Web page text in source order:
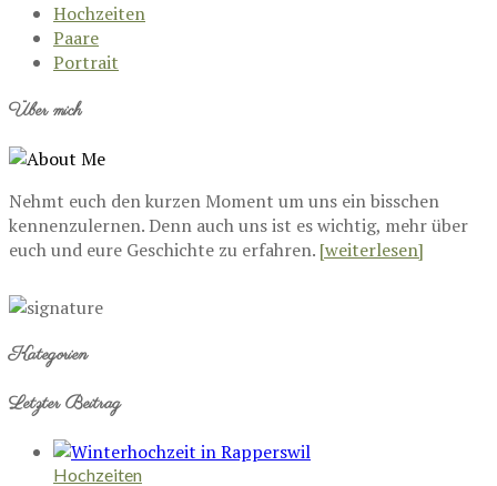
Hochzeiten
Paare
Portrait
Über mich
Nehmt euch den kurzen Moment um uns ein bisschen
kennenzulernen. Denn auch uns ist es wichtig, mehr über
euch und eure Geschichte zu erfahren. [weiterlesen]
Kategorien
Letzter Beitrag
Hochzeiten